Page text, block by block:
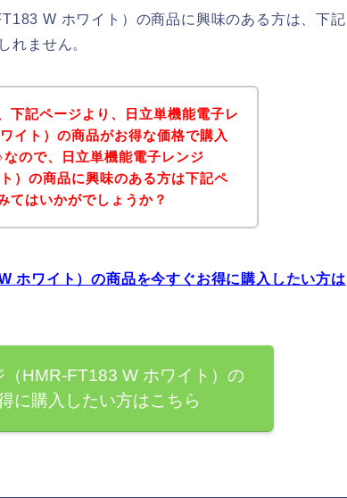
W ホワイト）の商品に興味のある方は、下記
れません。
下記ページより、日立単機能電子レ
イト）の商品がお得な価格で購入
ので、日立単機能電子レンジ
）の商品に興味のある方は下記ペ
てはいかがでしょうか？
ホワイト）の商品を今すぐお得に購入したい方は
（HMR-FT183 W ホワイト）の
に購入したい方はこちら